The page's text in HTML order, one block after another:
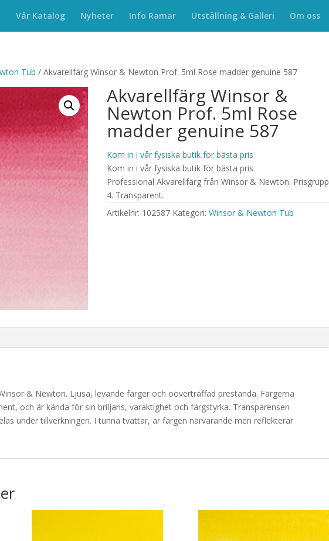
Vår Katalog Nyheter Info Ramar Utställning & Galleri Om oss
Tub / Akvarellfärg Winsor & Newton Prof. 5ml Rose madder genuine 587
Akvarellfärg Winsor &
Newton Prof. 5ml Rose
madder genuine 587
Kom in i vår fysiska butik för bästa pris
Kom in i vår fysiska butik för bästa pris
Professional Akvarellfärg från Winsor & Newton. Prisgrupp
4. Transparent.
Artikelnr: 102587 Kategori:Winsor & Newton Tub
& Newton. Ljusa, levande färger och oöverträffad prestanda. Färgerna
och är kända för sin briljans, varaktighet och färgstyrka. Transparensen
under tillverkningen. I tunna tvättar, är färgen närvarande men reflekterar